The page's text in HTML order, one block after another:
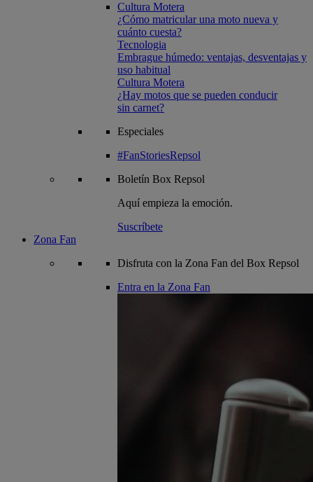
Cultura Motera
¿Cómo matricular una moto nueva y
cuánto cuesta?
Tecnologia
Embrague húmedo: ventajas, desventajas y
uso habitual
Cultura Motera
¿Hay motos que se pueden conducir
sin carnet?
Especiales
#FanStoriesRepsol
Boletín Box Repsol
Aquí empieza la emoción.
Suscríbete
Zona Fan
Disfruta con la Zona Fan del Box Repsol
Entra en la Zona Fan